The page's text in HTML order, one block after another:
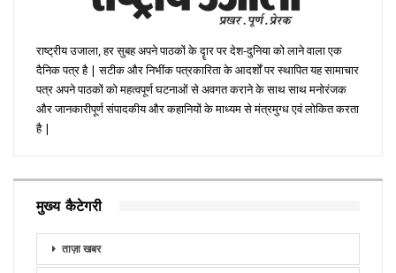
राष्ट्रीय उजाला, हर सुबह अपने पाठकों के दॄार पर देश-दुनिया को लाने वाला एक
दैनिक पत्र है | सटीक और निभींक पत्रकारिता के आदर्शों पर स्थापित यह सामाचार
पत्र अपने पाठकों को महत्वपूर्ण घटनाओं से अवगत कराने के साथ साथ मनोरंजक
और जानकारीपूर्ण संपादकीय और कहानियों के माध्यम से मंत्रमुग्ध एवं लोकित करता
है |
मुख्य कैटेगरी
ताज़ा खबर